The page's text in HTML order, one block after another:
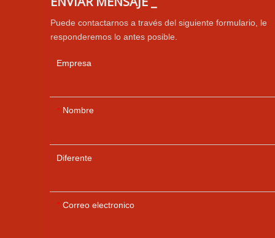
Puede contactarnos a través del siguiente formulario, le
responderemos lo antes posible.
Empresa
* Nombre
Diferente
* Correo electronico